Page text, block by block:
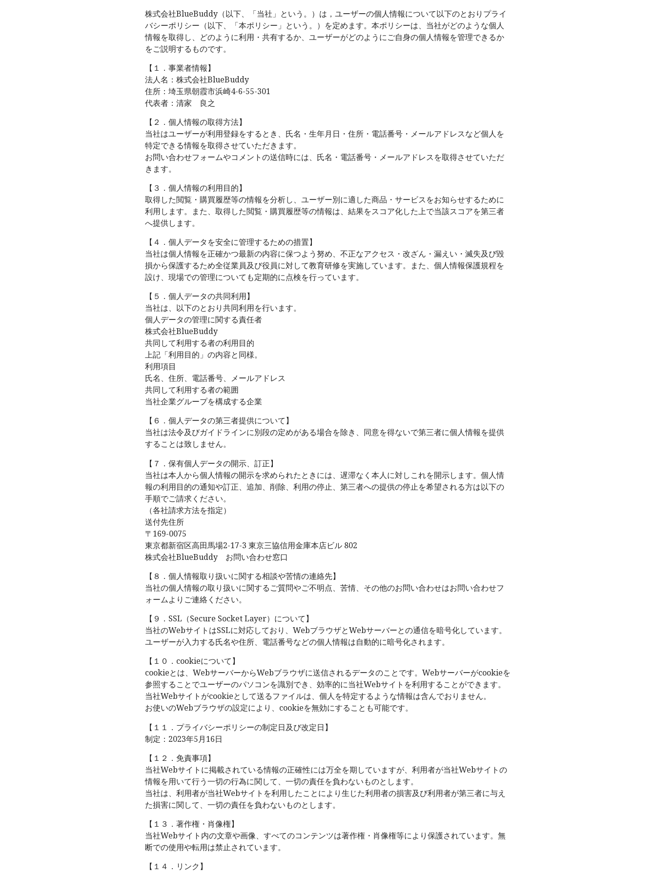
株式会社BlueBuddy（以下、「当社」という。）は，ユーザーの個人情報について以下のとおりプライ
バシーポリシー（以下、「本ポリシー」という。）を定めます。本ポリシーは、当社がどのような個人
情報を取得し、どのように利用・共有するか、ユーザーがどのようにご自身の個人情報を管理できるか
をご説明するものです。
【１．事業者情報】
法人名：株式会社BlueBuddy
住所：埼玉県朝霞市浜崎4-6-55-301
代表者：清家 良之
【２．個人情報の取得方法】
当社はユーザーが利用登録をするとき、氏名・生年月日・住所・電話番号・メールアドレスなど個人を
特定できる情報を取得させていただきます。
お問い合わせフォームやコメントの送信時には、氏名・電話番号・メールアドレスを取得させていただ
きます。
【３．個人情報の利用目的】
取得した閲覧・購買履歴等の情報を分析し、ユーザー別に適した商品・サービスをお知らせするために
利用します。また、取得した閲覧・購買履歴等の情報は、結果をスコア化した上で当該スコアを第三者
へ提供します。
【４．個人データを安全に管理するための措置】
当社は個人情報を正確かつ最新の内容に保つよう努め、不正なアクセス・改ざん・漏えい・滅失及び毀
損から保護するため全従業員及び役員に対して教育研修を実施しています。また、個人情報保護規程を
設け、現場での管理についても定期的に点検を行っています。
【５．個人データの共同利用】
当社は、以下のとおり共同利用を行います。
個人データの管理に関する責任者
株式会社BlueBuddy
共同して利用する者の利用目的
上記「利用目的」の内容と同様。
利用項目
氏名、住所、電話番号、メールアドレス
共同して利用する者の範囲
当社企業グループを構成する企業
【６．個人データの第三者提供について】
当社は法令及びガイドラインに別段の定めがある場合を除き、同意を得ないで第三者に個人情報を提供
することは致しません。
【７．保有個人データの開示、訂正】
当社は本人から個人情報の開示を求められたときには、遅滞なく本人に対しこれを開示します。個人情
報の利用目的の通知や訂正、追加、削除、利用の停止、第三者への提供の停止を希望される方は以下の
手順でご請求ください。
（各社請求方法を指定）
送付先住所
〒169-0075
東京都新宿区高田馬場2-17-3 東京三協信用金庫本店ビル 802
株式会社BlueBuddy お問い合わせ窓口
【８．個人情報取り扱いに関する相談や苦情の連絡先】
当社の個人情報の取り扱いに関するご質問やご不明点、苦情、その他のお問い合わせはお問い合わせフ
ォームよりご連絡ください。
【９．SSL（Secure Socket Layer）について】
当社のWebサイトはSSLに対応しており、WebブラウザとWebサーバーとの通信を暗号化しています。
ユーザーが入力する氏名や住所、電話番号などの個人情報は自動的に暗号化されます。
【１０．cookieについて】
cookieとは、WebサーバーからWebブラウザに送信されるデータのことです。Webサーバーがcookieを
参照することでユーザーのパソコンを識別でき、効率的に当社Webサイトを利用することができます。
当社Webサイトがcookieとして送るファイルは、個人を特定するような情報は含んでおりません。
お使いのWebブラウザの設定により、cookieを無効にすることも可能です。
【１１．プライバシーポリシーの制定日及び改定日】
制定：2023年5月16日
【１２．免責事項】
当社Webサイトに掲載されている情報の正確性には万全を期していますが、利用者が当社Webサイトの
情報を用いて行う一切の行為に関して、一切の責任を負わないものとします。
当社は、利用者が当社Webサイトを利用したことにより生じた利用者の損害及び利用者が第三者に与え
た損害に関して、一切の責任を負わないものとします。
【１３．著作権・肖像権】
当社Webサイト内の文章や画像、すべてのコンテンツは著作権・肖像権等により保護されています。無
断での使用や転用は禁止されています。
【１４．リンク】